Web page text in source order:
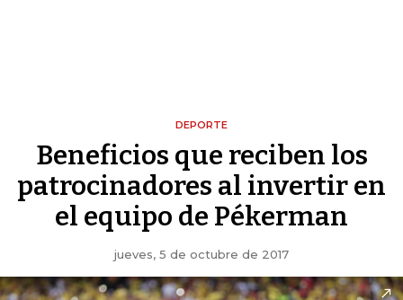
DEPORTE
Beneficios que reciben los
patrocinadores al invertir en
el equipo de Pékerman
jueves, 5 de octubre de 2017